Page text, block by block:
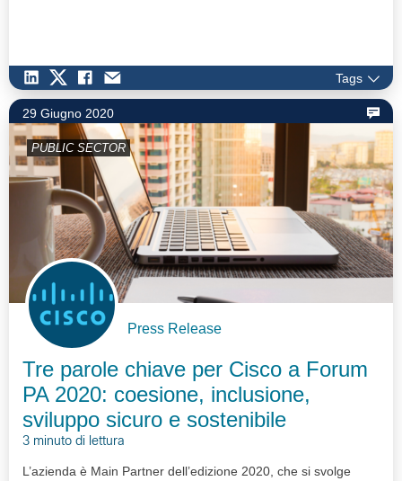
Tags
29 Giugno 2020
PUBLIC SECTOR
Press Release
Tre parole chiave per Cisco a Forum
PA 2020: coesione, inclusione,
sviluppo sicuro e sostenibile
3 minuto di lettura
L’azienda è Main Partner dell’edizione 2020, che si svolge